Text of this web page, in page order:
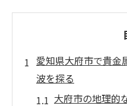
愛知県大府市で貴金
波を探る
大府市の地理的